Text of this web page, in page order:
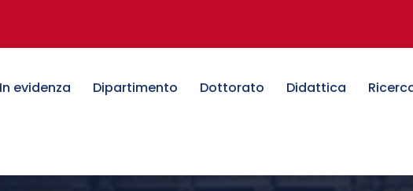
In evidenza Dipartimento Dottorato Didattica